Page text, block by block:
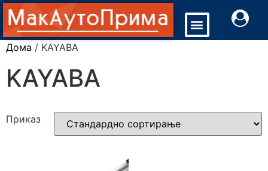
Дома / KAYABA
KAYABA
Приказ